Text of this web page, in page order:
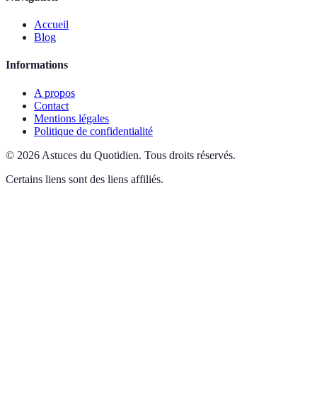
Accueil
Blog
Informations
A propos
Contact
Mentions légales
Politique de confidentialité
© 2026 Astuces du Quotidien. Tous droits réservés.
Certains liens sont des liens affiliés.